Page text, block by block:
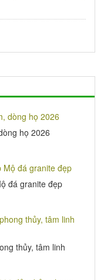
họ 2026
đá granite đẹp
thủy, tâm linh